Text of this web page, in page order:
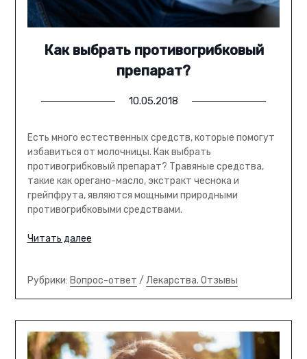
Как выбрать противогрибковый
препарат?
10.05.2018
Есть много естественных средств, которые помогут
избавиться от молочницы. Как выбрать
противогрибковый препарат? Травяные средства,
такие как орегано-масло, экстракт чеснока и
грейпфрута, являются мощными природными
противогрибковыми средствами.
Читать далее
Рубрики: Вопрос-ответ / Лекарства. Отзывы